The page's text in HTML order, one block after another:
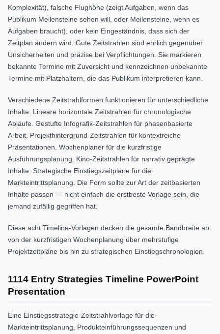
Komplexität), falsche Flughöhe (zeigt Aufgaben, wenn das
Publikum Meilensteine sehen will, oder Meilensteine, wenn es
Aufgaben braucht), oder kein Eingeständnis, dass sich der
Zeitplan ändern wird. Gute Zeitstrahlen sind ehrlich gegenüber
Unsicherheiten und präzise bei Verpflichtungen. Sie markieren
bekannte Termine mit Zuversicht und kennzeichnen unbekannte
Termine mit Platzhaltern, die das Publikum interpretieren kann.
Verschiedene Zeitstrahlformen funktionieren für unterschiedliche
Inhalte. Lineare horizontale Zeitstrahlen für chronologische
Abläufe. Gestufte Infografik-Zeitstrahlen für phasenbasierte
Arbeit. Projekthintergrund-Zeitstrahlen für kontextreiche
Präsentationen. Wochenplaner für die kurzfristige
Ausführungsplanung. Kino-Zeitstrahlen für narrativ geprägte
Inhalte. Strategische Einstiegszeitpläne für die
Markteintrittsplanung. Die Form sollte zur Art der zeitbasierten
Inhalte passen — nicht einfach die erstbeste Vorlage sein, die
jemand zufällig gegriffen hat.
Diese acht Timeline-Vorlagen decken die gesamte Bandbreite ab:
von der kurzfristigen Wochenplanung über mehrstufige
Projektzeitpläne bis hin zu strategischen Einstiegschronologien.
1114 Entry Strategies Timeline PowerPoint
Presentation
Eine Einstiegsstrategie-Zeitstrahlvorlage für die
Markteintrittsplanung, Produkteinführungssequenzen und